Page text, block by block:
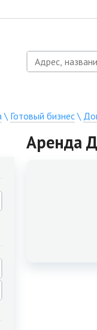
\ Готовый бизнес\
Аренда